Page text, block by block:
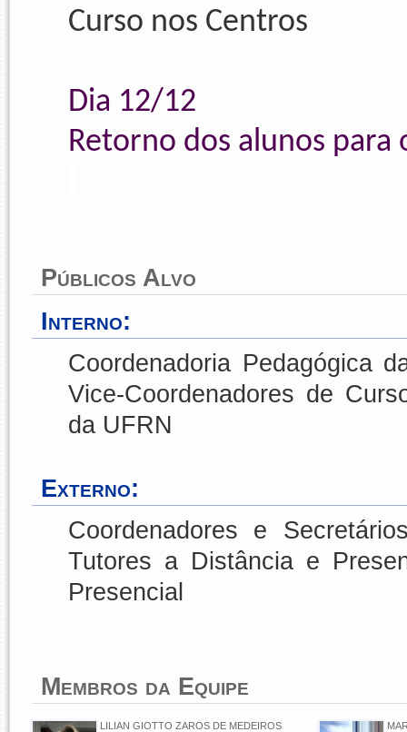
Curso nos Centros
Dia 12/12
Retorno dos alunos para
Públicos Alvo
Interno:
Coordenadoria Pedagógica
Vice-Coordenadores de
da UFRN
Externo:
Coordenadores e
Tutores a Distância e
Presencial
Membros da Equipe
LILIAN GIOTTO ZAROS DE MEDEIROS